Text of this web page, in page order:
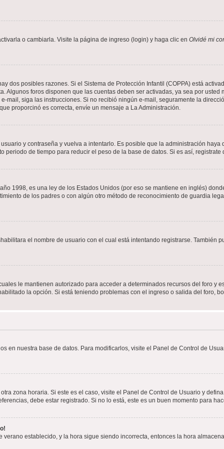
o cambiarla. Visite la página de ingreso (login) y haga clic en Olvidé mi
dos posibles razones. Si el Sistema de Protección Infantil (COPPA) está
foros disponen que las cuentas deben ser activadas, ya sea por
mail, siga las instrucciones. Si no recibió ningún e-mail, seguramente la
proporcinó es correcta, envíe un mensaje a La Administración.
y contraseña y vuelva a intentarlo. Es posible que la administración
de tiempo para reducir el peso de la base de datos. Si es así,
1998, es una ley de los Estados Unidos (por eso se mantiene en inglés)
de los padres o con algún otro método de reconocimiento de guardia
el nombre de usuario con el cual está intentando registrarse. También
le mantienen autorizado para acceder a determinados recursos del foro y
la opción. Si está teniendo problemas con el ingreso o salida del foro,
en nuestra base de datos. Para modificarlos, visite el Panel de Control de
zona horaria. Si este es el caso, visite el Panel de Control de Usuario y
debe estar registrado. Si no lo está, este es un buen momento para
establecido, y la hora sigue siendo incorrecta, entonces la hora